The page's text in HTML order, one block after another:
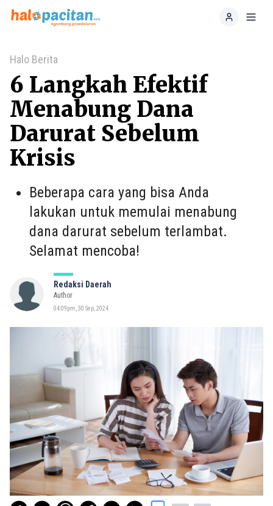
Home
Halo Berita
6 Langkah Efektif
Menabung Dana
Darurat Sebelum
Krisis
Beberapa cara yang bisa Anda
lakukan untuk memulai menabung
dana darurat sebelum terlambat.
Selamat mencoba!
Redaksi Daerah
Author
04:09pm, 30 Sep, 2024